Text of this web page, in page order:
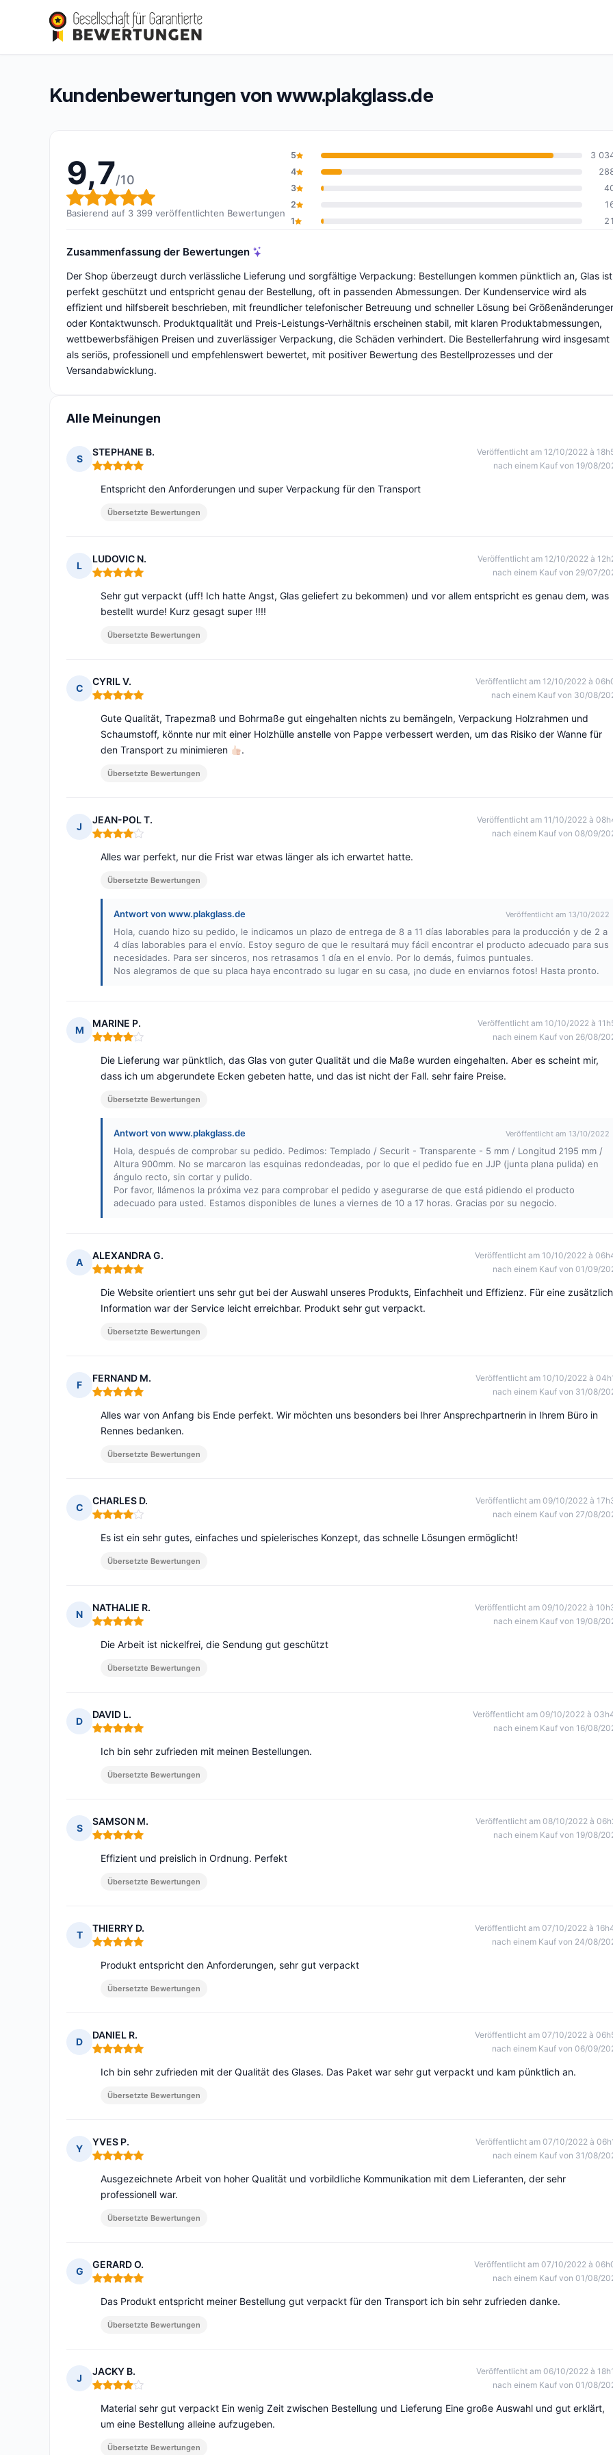
www.plakglass.de
Gesamtbewertung: 9,7 von 10
9,7/10(3 399 Bewertungen)
Kundenbewertungen von www.plakglass.de
9,7/10
Gesamtbewertung: 9,7 von 10
Basierend auf 3 399 veröffentlichten Bewertungen
5
3
4
3
2
1
21
Zusammenfassung der Bewertungen
Der Shop überzeugt durch verlässliche Lieferung und sorgfältige Verpackung: Bestellungen kommen pünktlich an, Glas ist
perfekt geschützt und entspricht genau der Bestellung, oft in passenden Abmessungen. Der Kundenservice wird als
effizient und hilfsbereit beschrieben, mit freundlicher telefonischer Betreuung und schneller Lösung bei
oder Kontaktwunsch. Produktqualität und Preis-Leistungs-Verhältnis erscheinen stabil, mit klaren Produktabmessungen,
wettbewerbsfähigen Preisen und zuverlässiger Verpackung, die Schäden verhindert. Die Bestellerfahrung wird insgesamt
als seriös, professionell und empfehlenswert bewertet, mit positiver Bewertung des Bestellprozesses und der
Versandabwicklung.
Alle Meinungen
S
STEPHANE B.
Hinweis: 5 von 5
Veröffentlicht am 12/10/2022 à
nach einem Kauf von 19/08/
Entspricht den Anforderungen und super Verpackung für den Transport
Übersetzte Bewertungen
L
LUDOVIC N.
Hinweis: 5 von 5
Veröffentlicht am 12/10/2022 à
nach einem Kauf von 29/07/
Sehr gut verpackt (uff! Ich hatte Angst, Glas geliefert zu bekommen) und vor allem entspricht es genau dem, was
bestellt wurde! Kurz gesagt super !!!!
Übersetzte Bewertungen
C
CYRIL V.
Hinweis: 5 von 5
Veröffentlicht am 12/10/2022 à
nach einem Kauf von 30/08/
Gute Qualität, Trapezmaß und Bohrmaße gut eingehalten nichts zu bemängeln, Verpackung Holzrahmen und
Schaumstoff, könnte nur mit einer Holzhülle anstelle von Pappe verbessert werden, um das Risiko der Wanne für
den Transport zu minimieren
.
Übersetzte Bewertungen
J
JEAN-POL T.
Hinweis: 4 von 5
Veröffentlicht am 11/10/2022 à
nach einem Kauf von 08/09/
Alles war perfekt, nur die Frist war etwas länger als ich erwartet hatte.
Übersetzte Bewertungen
Antwort von www.plakglass.de Veröffentlicht am 13/10/2022
Hola, cuando hizo su pedido, le indicamos un plazo de entrega de 8 a 11 días laborables para la producción y de 2 a
4 días laborables para el envío. Estoy seguro de que le resultará muy fácil encontrar el producto adecuado para sus
necesidades. Para ser sinceros, nos retrasamos 1 día en el envío. Por lo demás, fuimos puntuales.
Nos alegramos de que su placa haya encontrado su lugar en su casa, ¡no dude en enviarnos fotos! Hasta pronto.
M
MARINE P.
Hinweis: 4 von 5
Veröffentlicht am 10/10/2022 à
nach einem Kauf von 26/08/
Die Lieferung war pünktlich, das Glas von guter Qualität und die Maße wurden eingehalten. Aber es scheint mir,
dass ich um abgerundete Ecken gebeten hatte, und das ist nicht der Fall. sehr faire Preise.
Übersetzte Bewertungen
Antwort von www.plakglass.de Veröffentlicht am 13/10/2022
Hola, después de comprobar su pedido. Pedimos: Templado / Securit - Transparente - 5 mm / Longitud 2195 mm /
Altura 900mm. No se marcaron las esquinas redondeadas, por lo que el pedido fue en JJP (junta plana pulida) en
ángulo recto, sin cortar y pulido.
Por favor, llámenos la próxima vez para comprobar el pedido y asegurarse de que está pidiendo el producto
adecuado para usted. Estamos disponibles de lunes a viernes de 10 a 17 horas. Gracias por su negocio.
A
ALEXANDRA G.
Hinweis: 5 von 5
Veröffentlicht am 10/10/2022 à
nach einem Kauf von 01/09/
Die Website orientiert uns sehr gut bei der Auswahl unseres Produkts, Einfachheit und Effizienz. Für eine
Information war der Service leicht erreichbar. Produkt sehr gut verpackt.
Übersetzte Bewertungen
F
FERNAND M.
Hinweis: 5 von 5
Veröffentlicht am 10/10/2022 à
nach einem Kauf von 31/08/
Alles war von Anfang bis Ende perfekt. Wir möchten uns besonders bei Ihrer Ansprechpartnerin in Ihrem Büro in
Rennes bedanken.
Übersetzte Bewertungen
C
CHARLES D.
Hinweis: 4 von 5
Veröffentlicht am 09/10/2022 à
nach einem Kauf von 27/08/
Es ist ein sehr gutes, einfaches und spielerisches Konzept, das schnelle Lösungen ermöglicht!
Übersetzte Bewertungen
N
NATHALIE R.
Hinweis: 5 von 5
Veröffentlicht am 09/10/2022 à
nach einem Kauf von 19/08/
Die Arbeit ist nickelfrei, die Sendung gut geschützt
Übersetzte Bewertungen
D
DAVID L.
Hinweis: 5 von 5
Veröffentlicht am 09/10/2022 à
nach einem Kauf von 16/08/
Ich bin sehr zufrieden mit meinen Bestellungen.
Übersetzte Bewertungen
S
SAMSON M.
Hinweis: 5 von 5
Veröffentlicht am 08/10/2022 à
nach einem Kauf von 19/08/
Effizient und preislich in Ordnung. Perfekt
Übersetzte Bewertungen
T
THIERRY D.
Hinweis: 5 von 5
Veröffentlicht am 07/10/2022 à
nach einem Kauf von 24/08/
Produkt entspricht den Anforderungen, sehr gut verpackt
Übersetzte Bewertungen
D
DANIEL R.
Hinweis: 5 von 5
Veröffentlicht am 07/10/2022 à
nach einem Kauf von 06/09/
Ich bin sehr zufrieden mit der Qualität des Glases. Das Paket war sehr gut verpackt und kam pünktlich an.
Übersetzte Bewertungen
Y
YVES P.
Hinweis: 5 von 5
Veröffentlicht am 07/10/2022 à
nach einem Kauf von 31/08/
Ausgezeichnete Arbeit von hoher Qualität und vorbildliche Kommunikation mit dem Lieferanten, der sehr
professionell war.
Übersetzte Bewertungen
G
GERARD O.
Hinweis: 5 von 5
Veröffentlicht am 07/10/2022 à
nach einem Kauf von 01/08/
Das Produkt entspricht meiner Bestellung gut verpackt für den Transport ich bin sehr zufrieden danke.
Übersetzte Bewertungen
J
JACKY B.
Hinweis: 4 von 5
Veröffentlicht am 06/10/2022 à
nach einem Kauf von 01/08/
Material sehr gut verpackt Ein wenig Zeit zwischen Bestellung und Lieferung Eine große Auswahl und gut erklärt,
um eine Bestellung alleine aufzugeben.
Übersetzte Bewertungen